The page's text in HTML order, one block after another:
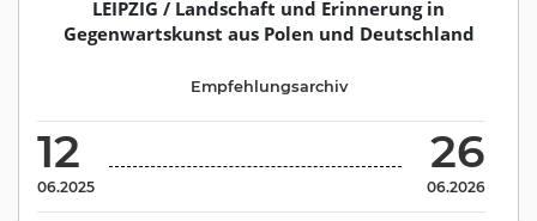
LEIPZIG / Landschaft und Erinnerung in
Gegenwartskunst aus Polen und Deutschland
12
06.2025
26
06.2026
Empfehlungsarchiv